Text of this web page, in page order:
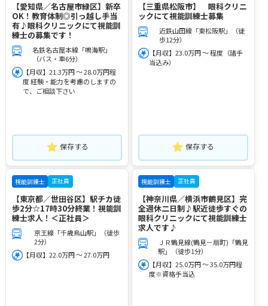
【愛知県／名古屋市緑区】新卒
OK！教育体制◎引っ越し手当
有♪眼科クリニックにて視能訓
練士の募集です！
名鉄名古屋本線「鳴海駅」
（バス・車6分）
【月収】21.3万円 ～ 28.0万円程
度 経験・能力を考慮のしますの
で、ご相談下さい
保存する
【三重県松阪市】 眼科クリニ
ックにて視能訓練士募集
近鉄山田線「東松阪駅」（徒
歩12分）
【月収】23.0万円 ～ 程度（諸手
当込み）
保存する
視能訓練士 正社員
【東京都／世田谷区】駅チカ徒
歩2分☆17時30分終業！視能訓
練士求人！＜正社員＞
京王線「千歳烏山駅」（徒歩
2分）
【月収】22.0万円 ～ 27.0万円
視能訓練士 正社員
【神奈川県／横浜市鶴見区】完
全週休二日制♪駅近徒歩すぐの
眼科クリニックにて視能訓練士
求人です♪
ＪＲ鶴見線(鶴見－扇町)「鶴見
駅」（徒歩1分）
【月収】25.0万円 ～ 35.0万円程
度※資格手当込